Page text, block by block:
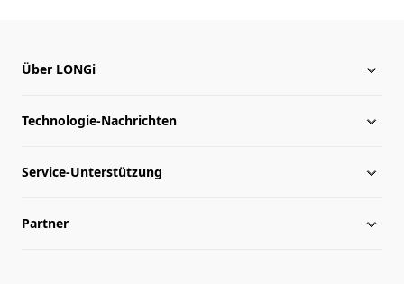
Über LONGi
Über LONGi
Globale Präsenz
Leitung
Technologie-Nachrichten
Nachrichten
Service-Unterstützung
herunterladen
Partner